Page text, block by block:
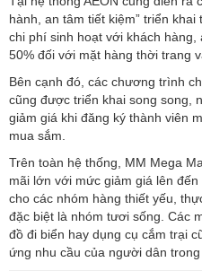
hành, an tâm tiết kiệm” triển
chi phí sinh hoạt với khách
50% đối với mặt hàng thời trang
Bên cạnh đó, các chương trình
cũng được triển khai song song,
giảm giá khi đăng ký thành viên
mua sắm.
Trên toàn hệ thống, MM Mega
mãi lớn với mức giảm giá lên
cho các nhóm hàng thiết yếu,
đặc biệt là nhóm tươi sống. Các
đồ đi biển hay dụng cụ cắm trại
ứng nhu cầu của người dân trong